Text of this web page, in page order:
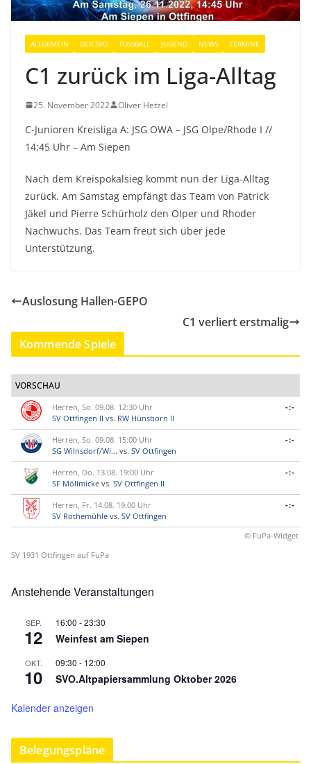
ALLGEMEIN DER SVO FUSSBALL JUGEND NEWS TERMINE
C1 zurück im Liga-Alltag
25. November 2022 Oliver Hetzel
C-Junioren Kreisliga A: JSG OWA – JSG Olpe/Rhode I //
14:45 Uhr – Am Siepen
Nach dem Kreispokalsieg kommt nun der Liga-Alltag
zurück. Am Samstag empfängt das Team von Patrick
Jäkel und Pierre Schürholz den Olper und Rhoder
Nachwuchs. Das Team freut sich über jede
Unterstützung.
Auslosung Hallen-GEPO
C1 verliert erstmalig
Kommende Spiele
VORSCHAU
Herren, So. 09.08. 12:30 Uhr
SV Ottfingen II vs. RW Hünsborn II
-:-
Herren, So. 09.08. 15:00 Uhr
SG Wilnsdorf/Wi... vs. SV Ottfingen
-:-
Herren, Do. 13.08. 19:00 Uhr
SF Möllmicke vs. SV Ottfingen II
-:-
Herren, Fr. 14.08. 19:00 Uhr
SV Rothemühle vs. SV Ottfingen
-:-
© FuPa-Widget
SV 1931 Ottfingen auf FuPa
Anstehende Veranstaltungen
SEP.
12
16:00 -23:30
Weinfest am Siepen
OKT.
10
09:30 - 12:00
SVO.Altpapiersammlung Oktober 2026
Kalender anzeigen
Belegungspläne